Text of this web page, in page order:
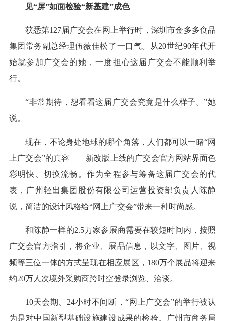
见“屏”如面检验“新基建”成色
获悉第127届广交会在网上举行时，深圳市金多多食品
集团常务副总经理伍薇佳松了一口气。从20世纪90年代开
始就参加广交会的她，一度担心这届广交会不能顺利举
行。
“非常期待，想看看这届广交会究竟是什么样子。”她
说。
现在，不论身处地球的哪个角落，人们都可以一睹“网
上广交会”的真容——新改版上线的广交会官方网站界面色
彩明快、切换流畅。作为全程参与筹备这届广交会的代
表，广州轻出集团股份有限公司运营投资部负责人陈静
说，简洁的设计风格给“网上广交会”带来一种时尚感。
和陈静一样的2.5万家参展商需要在较短时间内，按照
广交会官方指引，将企业、展品信息，以文字、图片、视
频等三位一体的方式呈现在相应展区，180万个展品将迎来
约20万人次境外采购商跨时空登录浏览、洽谈。
10天会期、24小时不间断，“网上广交会”的举行被认
为是对中国新型基础设施建设成果的检验。广州市商务局